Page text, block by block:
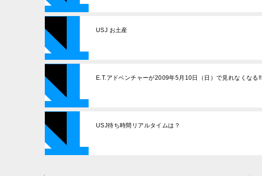
USJ お土産
E.T.アドベンチャーが2009年5月10日（日）で見れなくなる!!
USJ待ち時間リアルタイムは？